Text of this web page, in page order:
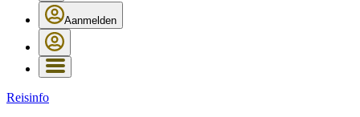
Aanmelden
Reisinfo